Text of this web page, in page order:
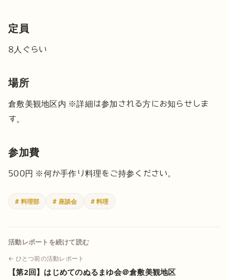
定員
8人ぐらい
場所
倉敷美観地区内 ※詳細は参加される方にお知らせしま
す。
参加費
500円 ※何か手作り料理をご持参ください。
# 料理部 # 座談会 # 料理
活動レポートを続けて読む
← ひとつ前の活動レポート
【第2回】はじめてのぬるまゆ会＠倉敷美観地区